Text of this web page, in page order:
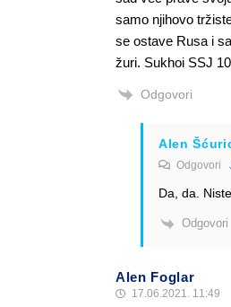
samo njihovo
se ostave Rusa i
žuri. Sukhoi SSJ
Odgovori
Alen
Odgovori
Da, da.
Odgovori
Alen Foglar
17.06.2021. 11:49